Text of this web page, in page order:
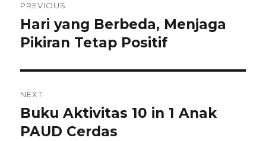
pos
PREVIOUS
Previous
post:
Hari yang Berbeda, Menjaga
Pikiran Tetap Positif
NEXT
Next
post:
Buku Aktivitas 10 in 1 Anak
PAUD Cerdas